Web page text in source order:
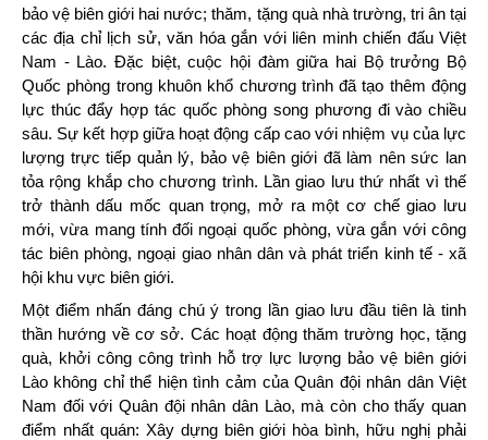
bảo vệ biên giới hai nước; thăm, tặng quà nhà trường, tri ân tại
các địa chỉ lịch sử, văn hóa gắn với liên minh chiến đấu Việt
Nam - Lào. Đặc biệt, cuộc hội đàm giữa hai Bộ trưởng Bộ
Quốc phòng trong khuôn khổ chương trình đã tạo thêm động
lực thúc đẩy hợp tác quốc phòng song phương đi vào chiều
sâu. Sự kết hợp giữa hoạt động cấp cao với nhiệm vụ của lực
lượng trực tiếp quản lý, bảo vệ biên giới đã làm nên sức lan
tỏa rộng khắp cho chương trình. Lần giao lưu thứ nhất vì thế
trở thành dấu mốc quan trọng, mở ra một cơ chế giao lưu
mới, vừa mang tính đối ngoại quốc phòng, vừa gắn với công
tác biên phòng, ngoại giao nhân dân và phát triển kinh tế - xã
hội khu vực biên giới.
Một điểm nhấn đáng chú ý trong lần giao lưu đầu tiên là tinh
thần hướng về cơ sở. Các hoạt động thăm trường học, tặng
quà, khởi công công trình hỗ trợ lực lượng bảo vệ biên giới
Lào không chỉ thể hiện tình cảm của Quân đội nhân dân Việt
Nam đối với Quân đội nhân dân Lào, mà còn cho thấy quan
điểm nhất quán: Xây dựng biên giới hòa bình, hữu nghị phải